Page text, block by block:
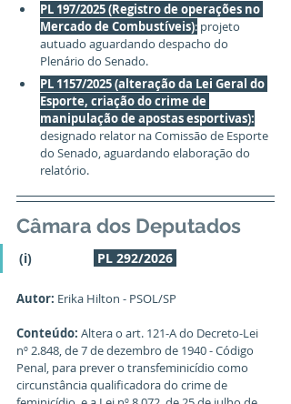
PL 197/2025 (Registro de operações no
Mercado de Combustíveis): projeto
autuado aguardando despacho do
Plenário do Senado.
PL 1157/2025 (alteração da Lei Geral do
Esporte, criação do crime de
manipulação de apostas esportivas):
designado relator na Comissão de Esporte
do Senado, aguardando elaboração do
relatório.
Câmara dos Deputados
(i) PL 292/2026
Autor: Erika Hilton - PSOL/SP
Conteúdo: Altera o art. 121-A do Decreto-Lei
nº 2.848, de 7 de dezembro de 1940 - Código
Penal, para prever o transfeminicídio como
circunstância qualificadora do crime de